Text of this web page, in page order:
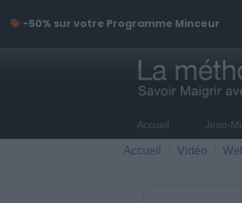
Accueil Jean-
Accueil Vidéo
-50% sur votre Programme Minceur